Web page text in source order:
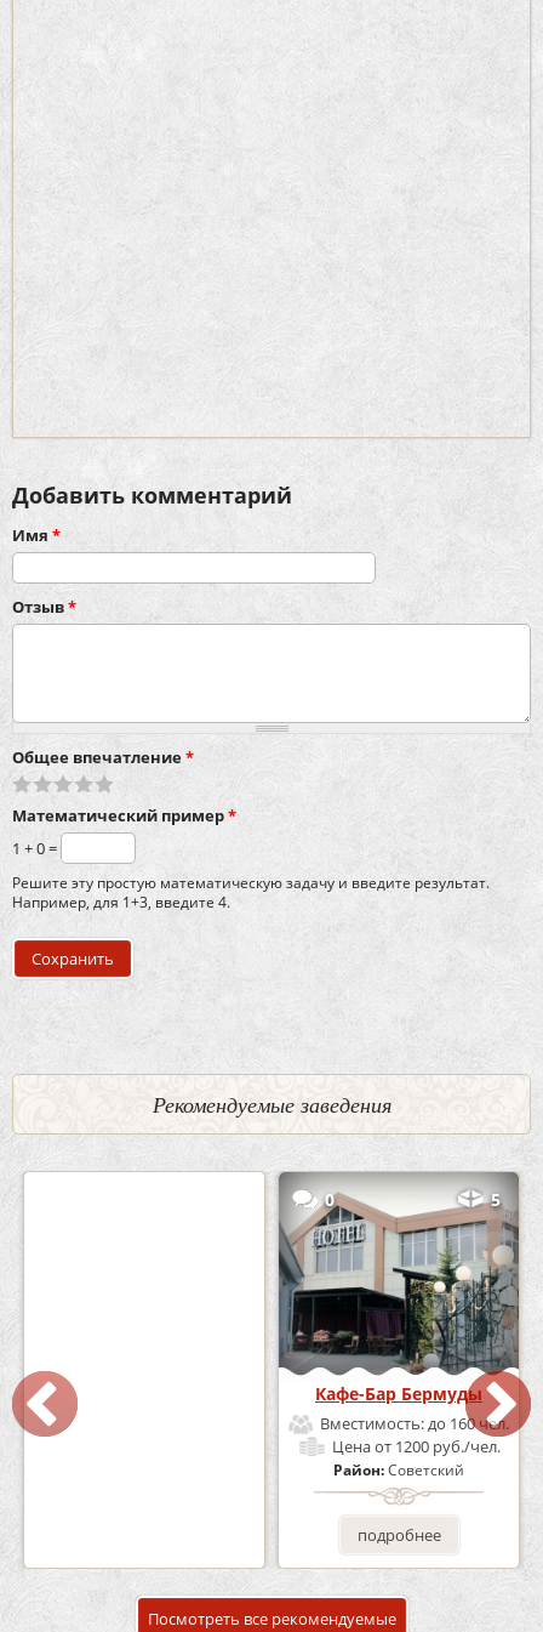
Добавить комментарий
Имя *
Отзыв*
Общее впечатление*
Математический пример*
1 + 0 =
Решите эту простую математическую задачу и введите результат.
Например, для 1+3, введите 4.
Рекомендуемые заведения
Кафе «Шишка»
Вместимость:
0 5
Кафе-Бар Бермуды
Вместимость:до 160 чел.
Ценаот 1200 руб./чел.
Район:Советский
подробнее
Посмотреть все рекомендуемые